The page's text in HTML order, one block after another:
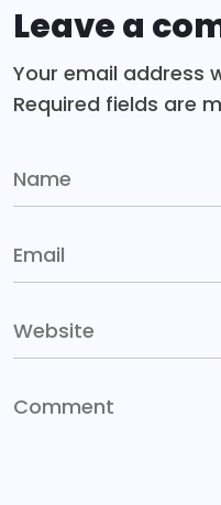
Leave a
Your email address
Required fields are